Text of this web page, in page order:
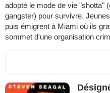
adopté le mode de vie "shotta"
gangster) pour survivre.
puis émigrent à Miami où ils
sommet d'une organisation